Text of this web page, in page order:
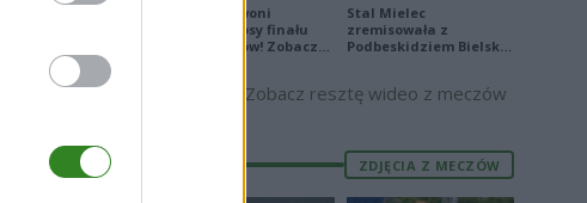
Biało-Czerwoni
odwrócili losy finału
Ligi Narodów! Zobacz
Stal Mielec
zremisowała z
Podbeskidziem Bielsko-
Zobacz resztę wideo z meczów
ZDJĘCIA Z MECZÓW